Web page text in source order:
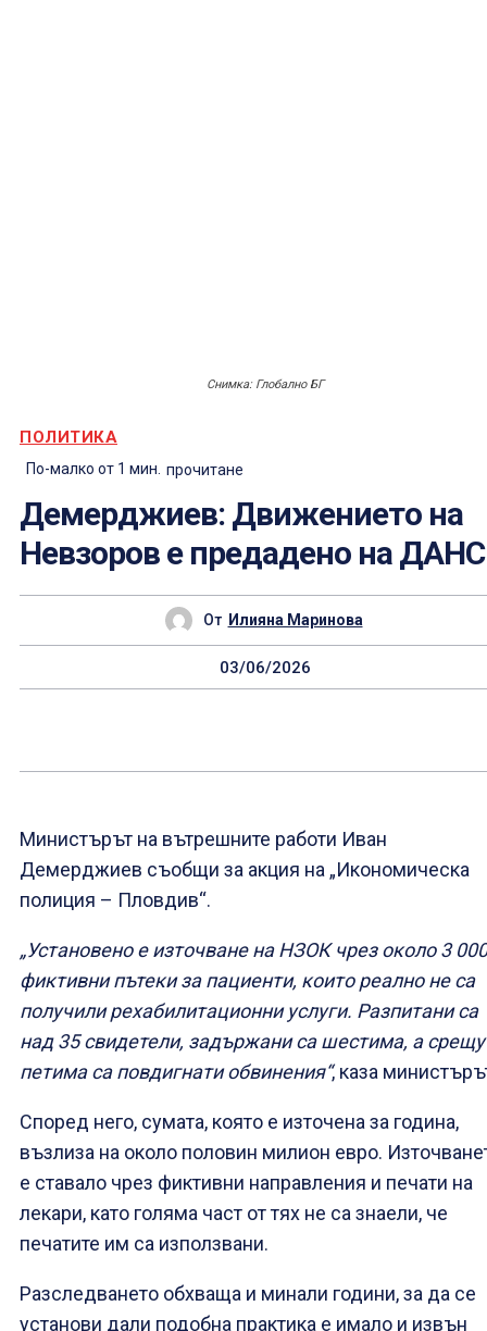
Снимка: Глобално БГ
ПОЛИТИКА
По-малко от 1 мин. прочитане
Демерджиев: Движението на
Невзоров е предадено на ДАНС
От Илияна Маринова
03/06/2026
Министърът на вътрешните работи Иван
Демерджиев съобщи за акция на „Икономическа
полиция – Пловдив“.
„Установено е източване на НЗОК чрез около 3 000
фиктивни пътеки за пациенти, които реално не са
получили рехабилитационни услуги. Разпитани са
над 35 свидетели, задържани са шестима, а срещу
петима са повдигнати обвинения“, каза
Според него, сумата, която е източена за година,
възлиза на около половин милион евро.
е ставало чрез фиктивни направления и печати на
лекари, като голяма част от тях не са знаели, че
печатите им са използвани.
Разследването обхваща и минали години, за да се
установи дали подобна практика е имало и извън